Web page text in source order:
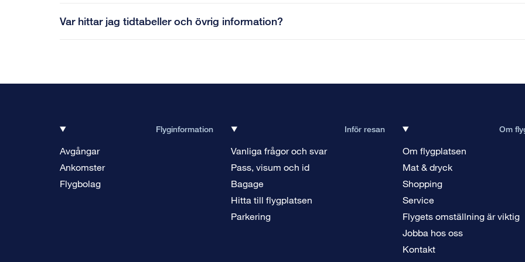
Var hittar jag tidtabeller och övrig information?
Flyginformation
Avgångar
Ankomster
Flygbolag
Inför resan
Vanliga frågor och svar
Pass, visum och id
Bagage
Hitta till flygplatsen
Parkering
Om
Om flygplatsen
Mat & dryck
Shopping
Service
Flygets omställning är viktig
Jobba hos oss
Kontakt